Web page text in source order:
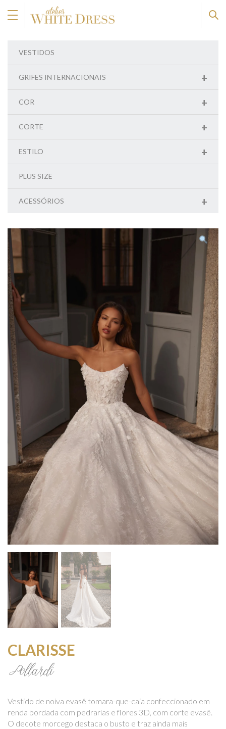
VESTIDOS
+
GRIFES INTERNACIONAIS
+
COR
+
CORTE
+
ESTILO
PLUS SIZE
+
ACESSÓRIOS
CLARISSE
Pollardi
Vestido de noiva evasê tomara-que-caia confeccionado em
renda bordada com pedrarias e flores 3D, com corte evasê.
O decote morcego destaca o busto e traz ainda mais